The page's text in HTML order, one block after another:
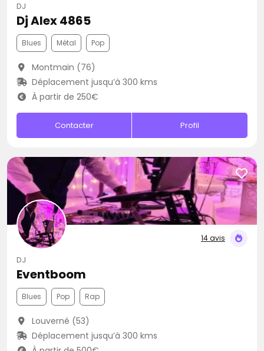
DJ
Dj Alex 4865
Blues Métal Pop
Montmain (76)
Déplacement jusqu’à 300 kms
À partir de 250€
Contacter Profil
14 avis
DJ
Eventboom
Blues Pop Rap
Louverné (53)
Déplacement jusqu’à 300 kms